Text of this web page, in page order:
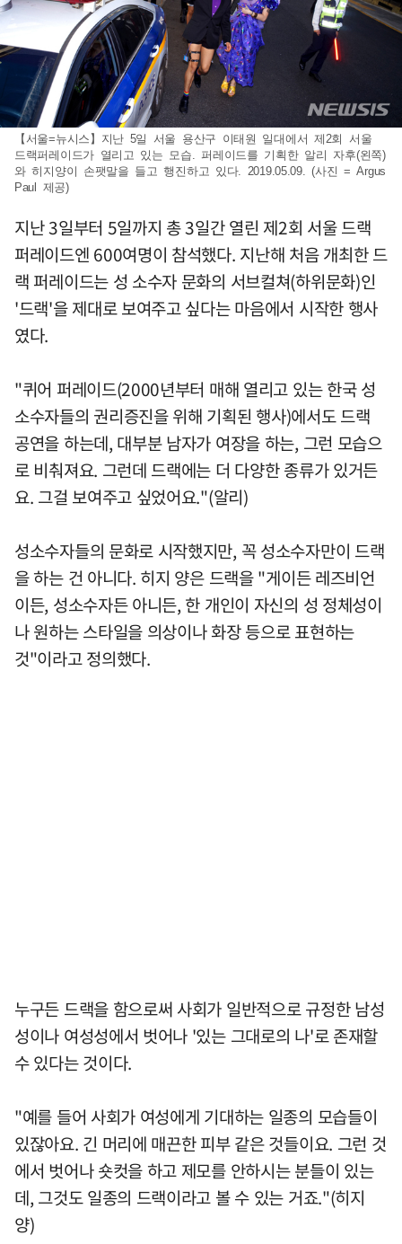
【서울=뉴시스】지난 5일 서울 용산구 이태원 일대에서 제2회 서울
드랙퍼레이드가 열리고 있는 모습. 퍼레이드를 기획한 알리 자후(왼쪽)
와 히지양이 손팻말을 들고 행진하고 있다. 2019.05.09. (사진 = Argus
Paul 제공)
지난 3일부터 5일까지 총 3일간 열린 제2회 서울 드랙
퍼레이드엔 600여명이 참석했다. 지난해 처음 개최한 드
랙 퍼레이드는 성 소수자 문화의 서브컬쳐(하위문화)인
'드랙'을 제대로 보여주고 싶다는 마음에서 시작한 행사
였다.
"퀴어 퍼레이드(2000년부터 매해 열리고 있는 한국 성
소수자들의 권리증진을 위해 기획된 행사)에서도 드랙
공연을 하는데, 대부분 남자가 여장을 하는, 그런 모습으
로 비춰져요. 그런데 드랙에는 더 다양한 종류가 있거든
요. 그걸 보여주고 싶었어요."(알리)
성소수자들의 문화로 시작했지만, 꼭 성소수자만이 드랙
을 하는 건 아니다. 히지 양은 드랙을 "게이든 레즈비언
이든, 성소수자든 아니든, 한 개인이 자신의 성 정체성이
나 원하는 스타일을 의상이나 화장 등으로 표현하는
것"이라고 정의했다.
누구든 드랙을 함으로써 사회가 일반적으로 규정한 남성
성이나 여성성에서 벗어나 '있는 그대로의 나'로 존재할
수 있다는 것이다.
"예를 들어 사회가 여성에게 기대하는 일종의 모습들이
있잖아요. 긴 머리에 매끈한 피부 같은 것들이요. 그런 것
에서 벗어나 숏컷을 하고 제모를 안하시는 분들이 있는
데, 그것도 일종의 드랙이라고 볼 수 있는 거죠."(히지
양)